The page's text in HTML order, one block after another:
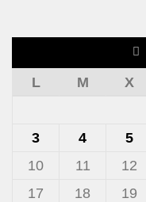
L
M X
3
4 5
10
11 12
17
18 19